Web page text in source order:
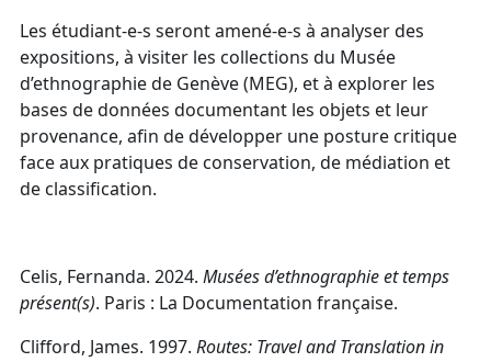
Les étudiant-e-s seront amené-e-s à analyser des
expositions, à visiter les collections du Musée
d’ethnographie de Genève (MEG), et à explorer les
bases de données documentant les objets et leur
provenance, afin de développer une posture critique
face aux pratiques de conservation, de médiation et
de classification.
Celis, Fernanda. 2024. Musées d’ethnographie et temps
présent(s). Paris : La Documentation française.
Clifford, James. 1997. Routes: Travel and Translation in